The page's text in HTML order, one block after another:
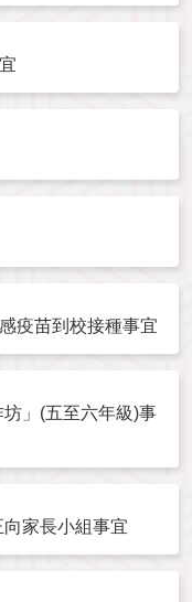
疫苗到校接種事宜
」(五至六年級)事
家長小組事宜